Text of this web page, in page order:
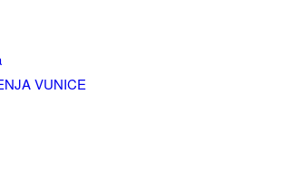
VUNICE